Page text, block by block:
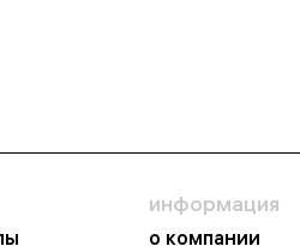
информация
о компании